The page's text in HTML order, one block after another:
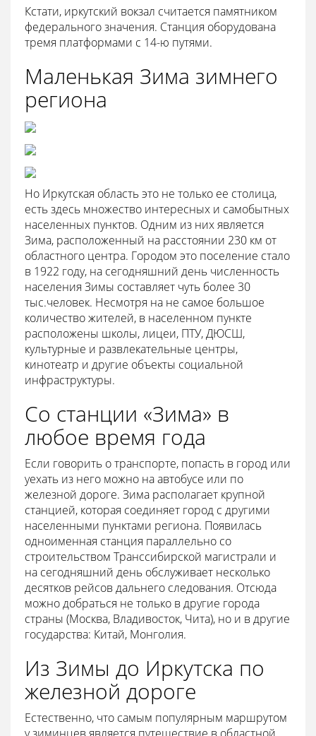
Кстати, иркутский вокзал считается памятником
федерального значения. Станция оборудована
тремя платформами с 14-ю путями.
Маленькая Зима зимнего
региона
Но Иркутская область это не только ее столица,
есть здесь множество интересных и самобытных
населенных пунктов. Одним из них является
Зима, расположенный на расстоянии 230 км от
областного центра. Городом это поселение стало
в 1922 году, на сегодняшний день численность
населения Зимы составляет чуть более 30
тыс.человек. Несмотря на не самое большое
количество жителей, в населенном пункте
расположены школы, лицеи, ПТУ, ДЮСШ,
культурные и развлекательные центры,
кинотеатр и другие объекты социальной
инфраструктуры.
Со станции «Зима» в
любое время года
Если говорить о транспорте, попасть в город или
уехать из него можно на автобусе или по
железной дороге. Зима располагает крупной
станцией, которая соединяет город с другими
населенными пунктами региона. Появилась
одноименная станция параллельно со
строительством Транссибирской магистрали и
на сегодняшний день обслуживает несколько
десятков рейсов дальнего следования. Отсюда
можно добраться не только в другие города
страны (Москва, Владивосток, Чита), но и в другие
государства: Китай, Монголия.
Из Зимы до Иркутска по
железной дороге
Естественно, что самым популярным маршрутом